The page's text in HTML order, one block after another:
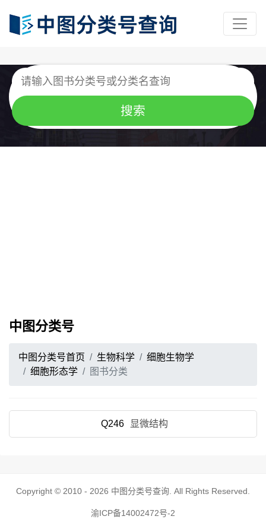
中图分类号
中图分类号首页 生物科学
细胞生物学
细胞形态学
图书分类
Q246 显微结构
Copyright © 2010 - 2026 中图分类号查询 . All Rights Reserved.
渝ICP备14002472号-2